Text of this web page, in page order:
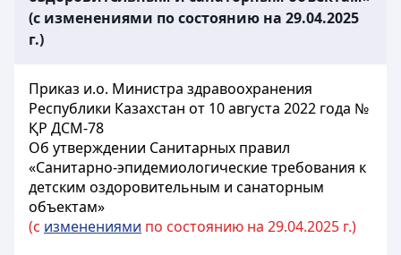
(с изменениями по состоянию на 29.04.2025
г.)
Приказ и.о. Министра здравоохранения
Республики Казахстан от 10 августа 2022 года №
ҚР ДСМ-78
Об утверждении Санитарных правил
«Санитарно-эпидемиологические требования к
детским оздоровительным и санаторным
объектам»
(с изменениями по состоянию на 29.04.2025 г.)